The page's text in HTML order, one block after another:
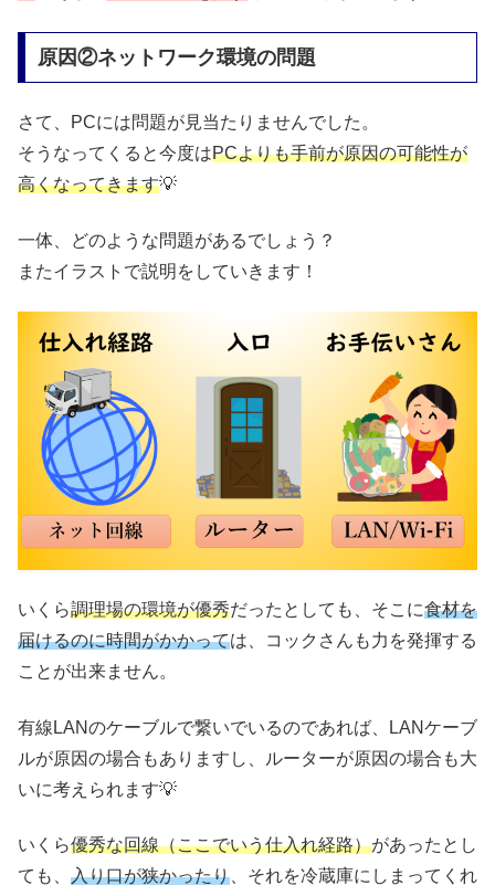
原因②ネットワーク環境の問題
さて、PCには問題が見当たりませんでした。
そうなってくると今度はPCよりも手前が原因の可能性が
高くなってきます💡
一体、どのような問題があるでしょう？
またイラストで説明をしていきます！
いくら調理場の環境が優秀だったとしても、そこに食材を
届けるのに時間がかかっては、コックさんも力を発揮する
ことが出来ません。
有線LANのケーブルで繋いでいるのであれば、LANケーブ
ルが原因の場合もありますし、ルーターが原因の場合も大
いに考えられます💡
いくら優秀な回線（ここでいう仕入れ経路）があったとし
ても、 入り口が狭かったり 、それを冷蔵庫にしまってくれ